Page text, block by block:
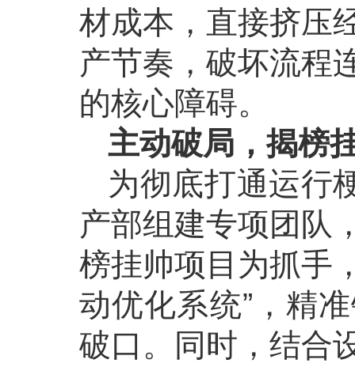
材成本，直接挤压
产节奏，破坏流程
的核心障碍。
主动破局，揭榜
为彻底打通运行
产部组建专项团队
榜挂帅项目为抓手
动优化系统”，精
破口。同时，结合